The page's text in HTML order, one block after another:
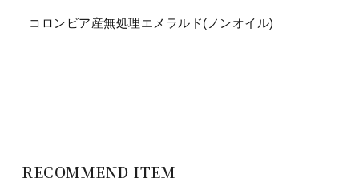
コロンビア産無処理エメラルド(ノンオイル)
RECOMMEND ITEM